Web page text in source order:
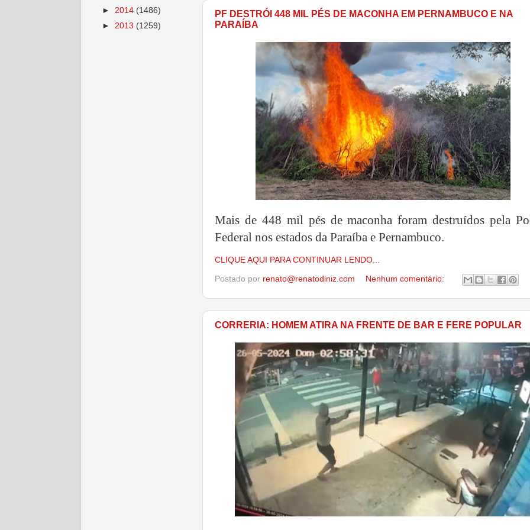
PF DESTRÓI 448 MIL PÉS DE MACONHA EM PERNAMBUCO E NA
PARAÍBA
Mais de 448 mil pés de maconha foram destruídos pela
Federal nos estados da Paraíba e Pernambuco.
CLIQUE AQUI PARA CONTINUAR LENDO...
Postado por renato@renatodiniz.com Nenhum comentário:
CORRERIA: HOMEM ATIRA NA FRENTE DE BAR E FERE POPULAR
► 2014 (1486)
► 2013 (1259)